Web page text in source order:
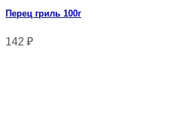
Перец гриль 100г
142 ₽